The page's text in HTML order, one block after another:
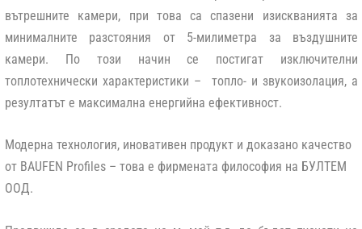
вътрешните камери, при това са спазени изискванията за
минималните разстояния от 5-милиметра за въздушните
камери. По този начин се постигат изключителни
топлотехнически характеристики – топло- и звукоизолация, а
резултатът е максимална енергийна ефективност.
Модерна технология, иновативен продукт и доказано качество
от BAUFEN Profiles – това e фирмената философия на БУЛТЕМ
ООД.